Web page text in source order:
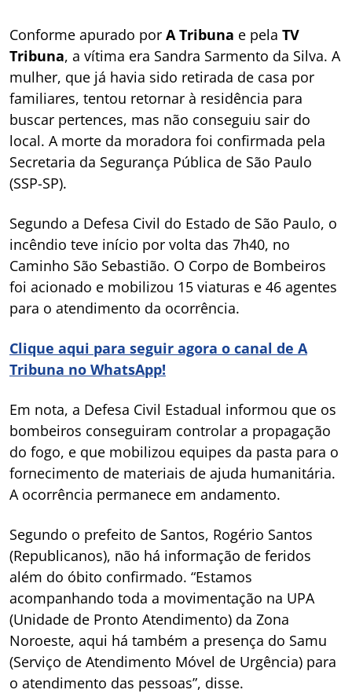
Conforme apurado por A Tribuna e pela TV
Tribuna, a vítima era Sandra Sarmento da Silva. A
mulher, que já havia sido retirada de casa por
familiares, tentou retornar à residência para
buscar pertences, mas não conseguiu sair do
local. A morte da moradora foi confirmada pela
Secretaria da Segurança Pública de São Paulo
(SSP-SP).
Segundo a Defesa Civil do Estado de São Paulo, o
incêndio teve início por volta das 7h40, no
Caminho São Sebastião. O Corpo de Bombeiros
foi acionado e mobilizou 15 viaturas e 46 agentes
para o atendimento da ocorrência.
Clique aqui para seguir agora o canal de A
Tribuna no WhatsApp!
Em nota, a Defesa Civil Estadual informou que os
bombeiros conseguiram controlar a propagação
do fogo, e que mobilizou equipes da pasta para o
fornecimento de materiais de ajuda humanitária.
A ocorrência permanece em andamento.
Segundo o prefeito de Santos, Rogério Santos
(Republicanos), não há informação de feridos
além do óbito confirmado. “Estamos
acompanhando toda a movimentação na UPA
(Unidade de Pronto Atendimento) da Zona
Noroeste, aqui há também a presença do Samu
(Serviço de Atendimento Móvel de Urgência) para
o atendimento das pessoas”, disse.